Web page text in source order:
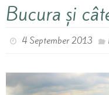
Bucura și
4 September 2013